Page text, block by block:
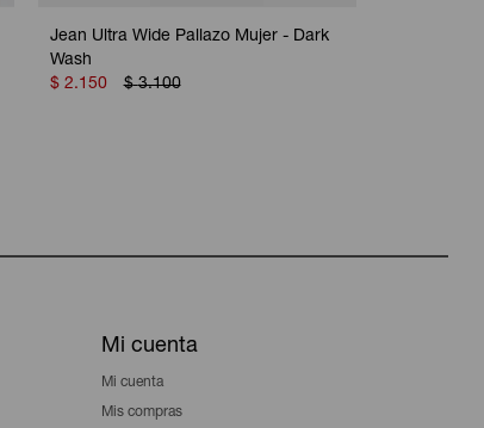
Jean Ultra Wide Pallazo Mujer - Dark
Wash
$ 2.150 $ 3.100
Mi cuenta
Mi cuenta
Mis compras